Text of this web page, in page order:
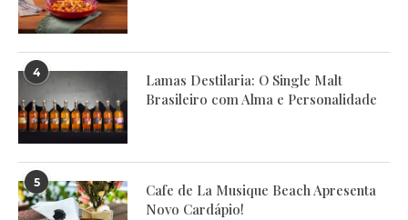
4
Lamas Destilaria: O Single Malt
Brasileiro com Alma e Personalidade
5
Cafe de La Musique Beach Apresenta
Novo Cardápio!